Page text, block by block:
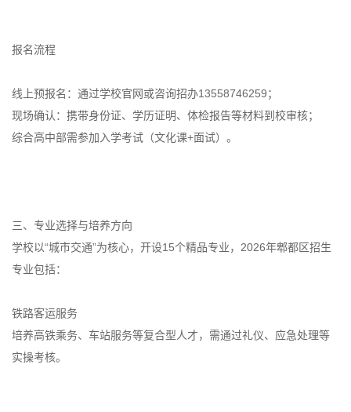
报名流程
线上预报名：通过学校官网或咨询招办13558746259；
现场确认：携带身份证、学历证明、体检报告等材料到校审核；
综合高中部需参加入学考试（文化课+面试）。
三、专业选择与培养方向
学校以“城市交通”为核心，开设15个精品专业，2026年郫都区招生
专业包括：
铁路客运服务
培养高铁乘务、车站服务等复合型人才，需通过礼仪、应急处理等
实操考核。